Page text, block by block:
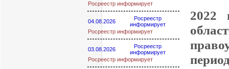
Росреестр информирует
04.08.2026
Росреестр
информирует
Росреестр информирует
03.08.2026
Росреестр
информирует
Росреестр информирует
2022